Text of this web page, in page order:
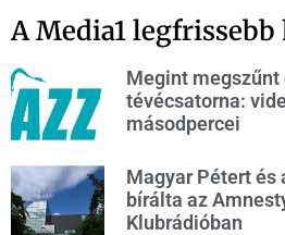
A Media1
Megint megszűnt
tévécsatorna:
másodpercei
Magyar Pétert és
bírálta az
Klubrádióban